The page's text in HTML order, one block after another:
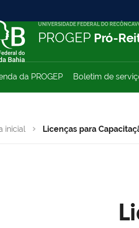
UNIVERSIDADE FEDERAL DO
PROGEP Pró-
da PROGEP Boletim de
inicial Licenças para